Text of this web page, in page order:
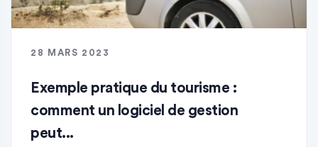
28 MARS 2023
Exemple pratique du tourisme :
comment un logiciel de gestion
peut...